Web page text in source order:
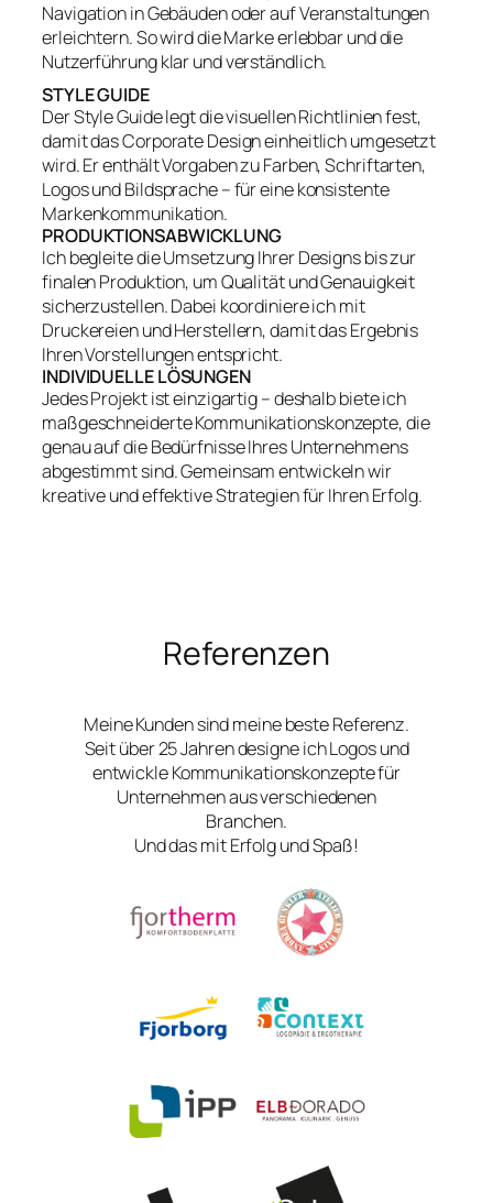
Navigation in Gebäuden oder auf Veranstaltungen
erleichtern. So wird die Marke erlebbar und die
Nutzerführung klar und verständlich.
STYLE GUIDE
Der Style Guide legt die visuellen Richtlinien fest,
damit das Corporate Design einheitlich umgesetzt
wird. Er enthält Vorgaben zu Farben, Schriftarten,
Logos und Bildsprache – für eine konsistente
Markenkommunikation.
PRODUKTIONSABWICKLUNG
Ich begleite die Umsetzung Ihrer Designs bis zur
finalen Produktion, um Qualität und Genauigkeit
sicherzustellen. Dabei koordiniere ich mit
Druckereien und Herstellern, damit das Ergebnis
Ihren Vorstellungen entspricht.
INDIVIDUELLE LÖSUNGEN
Jedes Projekt ist einzigartig – deshalb biete ich
maßgeschneiderte Kommunikationskonzepte, die
genau auf die Bedürfnisse Ihres Unternehmens
abgestimmt sind. Gemeinsam entwickeln wir
kreative und effektive Strategien für Ihren Erfolg.
Referenzen
Meine Kunden sind meine beste Referenz.
Seit über 25 Jahren designe ich Logos und
entwickle Kommunikationskonzepte für
Unternehmen aus verschiedenen
Branchen.
Und das mit Erfolg und Spaß!